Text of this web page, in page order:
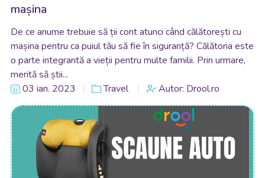
mașina
De ce anume trebuie să ții cont atunci când călătorești cu
mașina pentru ca puiul tău să fie în siguranță? Călătoria este
o parte integrantă a vieții pentru multe familii. Prin urmare,
merită să știi...
03 ian. 2023
Travel Autor: Drool.ro